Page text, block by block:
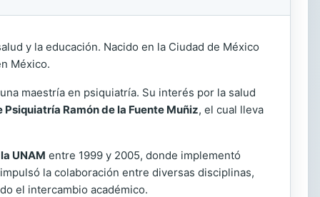
y la educación. Nacido en la Ciudad de México
México.
maestría en psiquiatría. Su interés por la salud
Ramón de la Fuente Muñiz, el cual lleva
UNAM entre 1999 y 2005, donde implementó
la colaboración entre diversas disciplinas,
el intercambio académico.